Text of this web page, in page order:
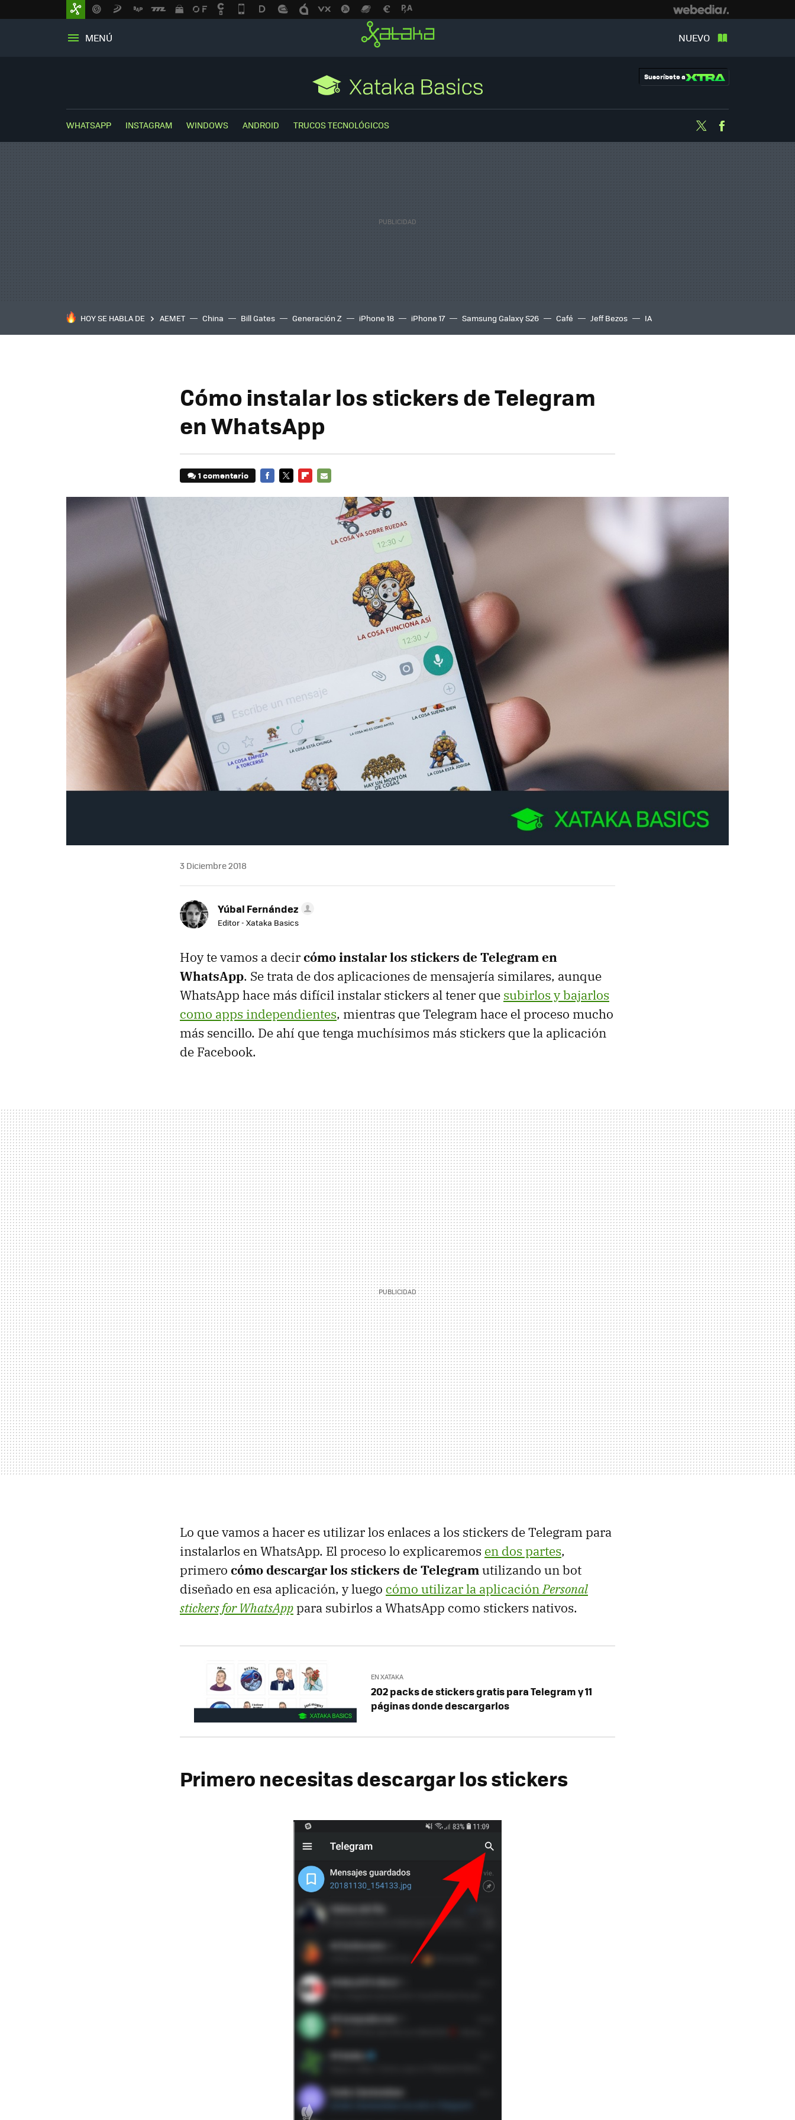
MENÚ NUEVO
Suscríbete a
WHATSAPP INSTAGRAM WINDOWS ANDROID TRUCOS TECNOLÓGICOS Twitter
HOY SE HABLA DE AEMET China Bill Gates Generación Z iPhone 18 iPhone 17 Samsung Galaxy S26 Café Jeff Bezos IA
Cómo instalar los stickers de Telegram
en WhatsApp
1 comentario
3 Diciembre 2018
Yúbal Fernández
Editor - Xataka Basics
Hoy te vamos a decircómo instalar los stickers de Telegram en
WhatsApp. Se trata de dos aplicaciones de mensajería similares, aunque
WhatsApp hace más difícil instalar stickers al tener que subirlos y bajarlos
como apps independientes, mientras que Telegram hace el proceso mucho
más sencillo. De ahí que tenga muchísimos más stickers que la aplicación
de Facebook.
Lo que vamos a hacer es utilizar los enlaces a los stickers de Telegram para
instalarlos en WhatsApp. El proceso lo explicaremos en dos partes,
primero cómo descargar los stickers de Telegramutilizando un bot
diseñado en esa aplicación, y luego cómo utilizar la aplicaciónPersonal
stickers for WhatsApppara subirlos a WhatsApp como stickers nativos.
EN XATAKA
202 packs de stickers gratis para Telegram y 11
páginas donde descargarlos
Primero necesitas descargar los stickers